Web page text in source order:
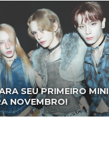
SEU PRIMEIRO MINI
NOVEMBRO!